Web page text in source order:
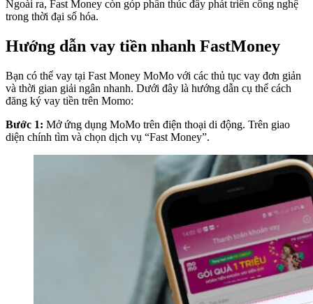
Ngoài ra, Fast Money còn góp phần thúc đẩy phát triển công nghệ
trong thời đại số hóa.
Hướng dẫn vay tiền nhanh FastMoney
Bạn có thể vay tại Fast Money MoMo với các thủ tục vay đơn giản
và thời gian giải ngân nhanh. Dưới đây là hướng dẫn cụ thể cách
đăng ký vay tiền trên Momo:
Bước 1: Mở ứng dụng MoMo trên điện thoại di động. Trên giao
diện chính tìm và chọn dịch vụ “Fast Money”.